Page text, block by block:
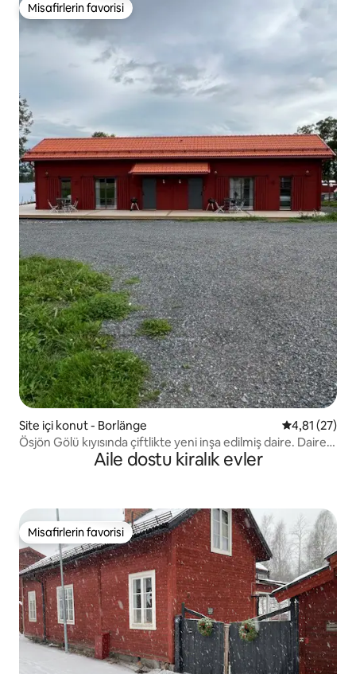
Misafirlerin favorisi
Misafirlerin favorisi
Site içi konut - Borlänge 5 üzerinden
4,81 (27)
Ösjön Gölü kıyısında çiftlikte yeni inşa edilmiş daire. Daire
Aile dostu kiralık evler
Misafirlerin favorisi
Misafirlerin favorisi